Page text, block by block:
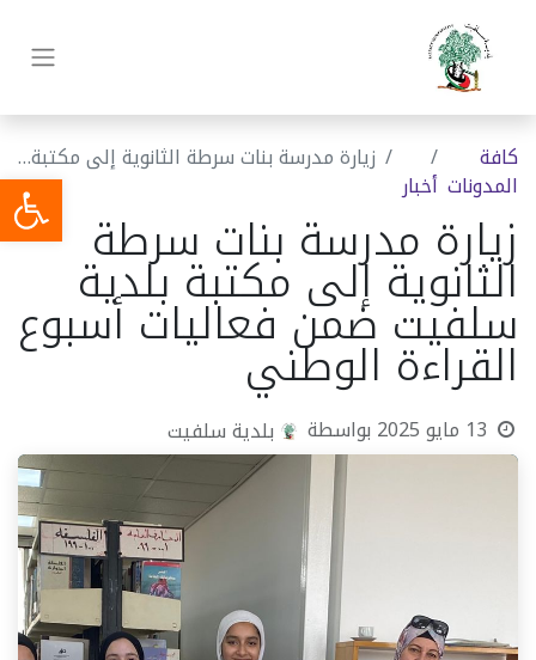
كافة
المدونات أخبار
زيارة مدرسة بنات سرطة الثانوية إلى مكتبة بلدية سلفيت ضمن فعاليات أسبوع القراءة الوطني
زيارة مدرسة بنات سرطة
الثانوية إلى مكتبة بلدية
سلفيت ضمن فعاليات أسبوع
القراءة الوطني
13 مايو 2025 بواسطة بلدية سلفيت